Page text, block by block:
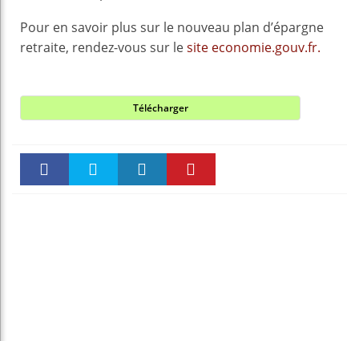
Pour en savoir plus sur le nouveau plan d’épargne
retraite, rendez-vous sur lesite economie.gouv.fr.
Télécharger